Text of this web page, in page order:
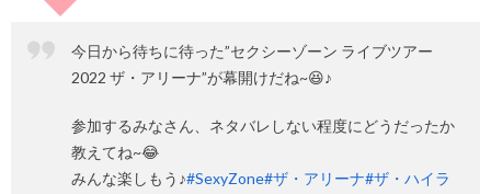
今日から待ちに待った”セクシーゾーン ライブツアー
2022 ザ・アリーナ”が幕開けだね~😆♪
参加するみなさん、ネタバレしない程度にどうだったか
教えてね~😂
みんな楽しもう♪#SexyZone#ザ・アリーナ#ザ・ハイラ